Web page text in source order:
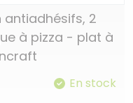
antiadhésifs, 2
à pizza - plat à
En stock